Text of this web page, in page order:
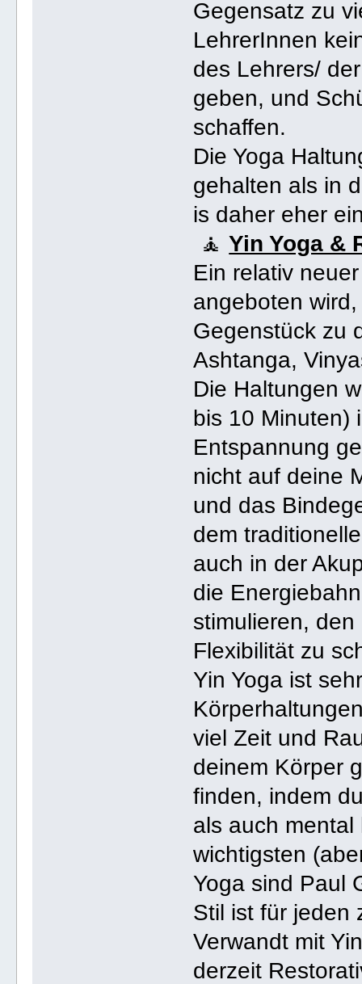
Gegensatz zu
LehrerInnen
des Lehrers/
geben, und
schaffen.
Die Yoga
gehalten als in
is daher eher
🧘Yin Yoga &
Ein relativ
angeboten
Gegenstück zu
Ashtanga,
Die Haltungen
bis 10 Minuten)
Entspannung
nicht auf deine
und das
dem
auch in der
die
stimulieren,
Flexibilität zu
Yin Yoga ist
viel Zeit und
deinem Körper
finden, indem
als auch
wichtigsten
Yoga sind Paul
Stil ist für jeden
Verwandt mit
derzeit